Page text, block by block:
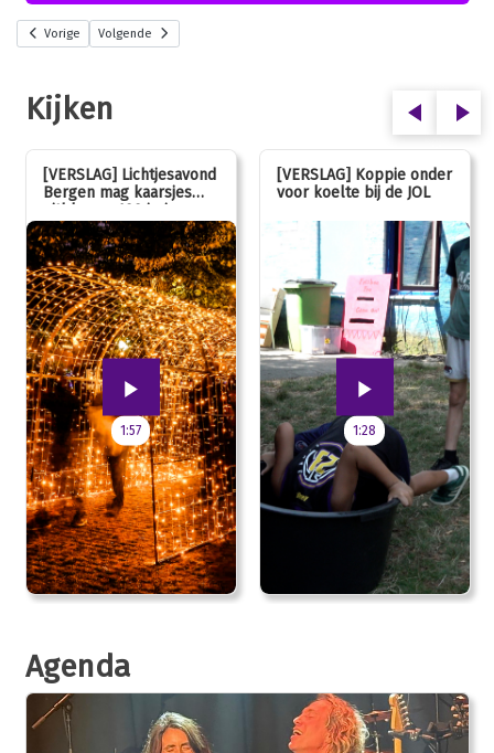
Vorige Volgende
Kijken
[VERSLAG] Lichtjesavond
Bergen mag kaarsjes
uitblazen: 100 jarig
jubileum!
1:57
[VERSLAG] Koppie onder
voor koelte bij de JOL
1:28
Agenda